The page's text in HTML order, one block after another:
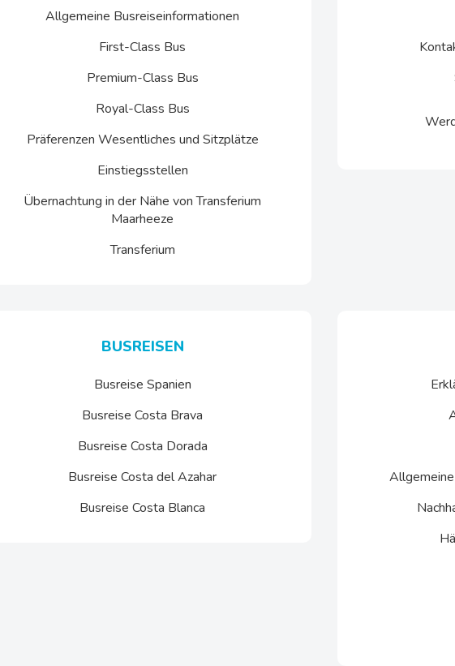
Allgemeine Busreiseinformationen
First-Class Bus
Premium-Class Bus
Royal-Class Bus
Präferenzen Wesentliches und Sitzplätze
Einstiegsstellen
Übernachtung in der Nähe von Transferium
Maarheeze
Transferium
BUSREISEN
Busreise Spanien
Busreise Costa Brava
Busreise Costa Dorada
Busreise Costa del Azahar
Busreise Costa Blanca